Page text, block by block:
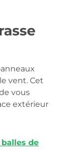
vent. Cet
vous
extérieur
de